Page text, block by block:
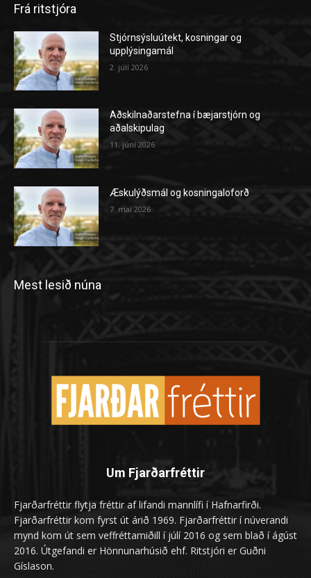
Frá ritstjóra
Stjórnsýsluútekt, kosningar og
upplýsingamál
2. júlí 2026
Aðskilnaðarstefna í bæjarstjórn og
aðalskipulag
11. júní 2026
Æskulýðsmál og kosningaloforð
7. maí 2026
Mest lesið núna
Um Fjarðarfréttir
Fjarðarfréttir flytja fréttir af lifandi mannlífi í Hafnarfirði.
Fjarðarfréttir kom fyrst út árið 1969. Fjarðarfréttir í núverandi
mynd kom út sem veffréttamiðill í júlí 2016 og sem blað í ágúst
2016. Útgefandi er Hönnunarhúsið ehf. Ritstjóri er Guðni
Gíslason.